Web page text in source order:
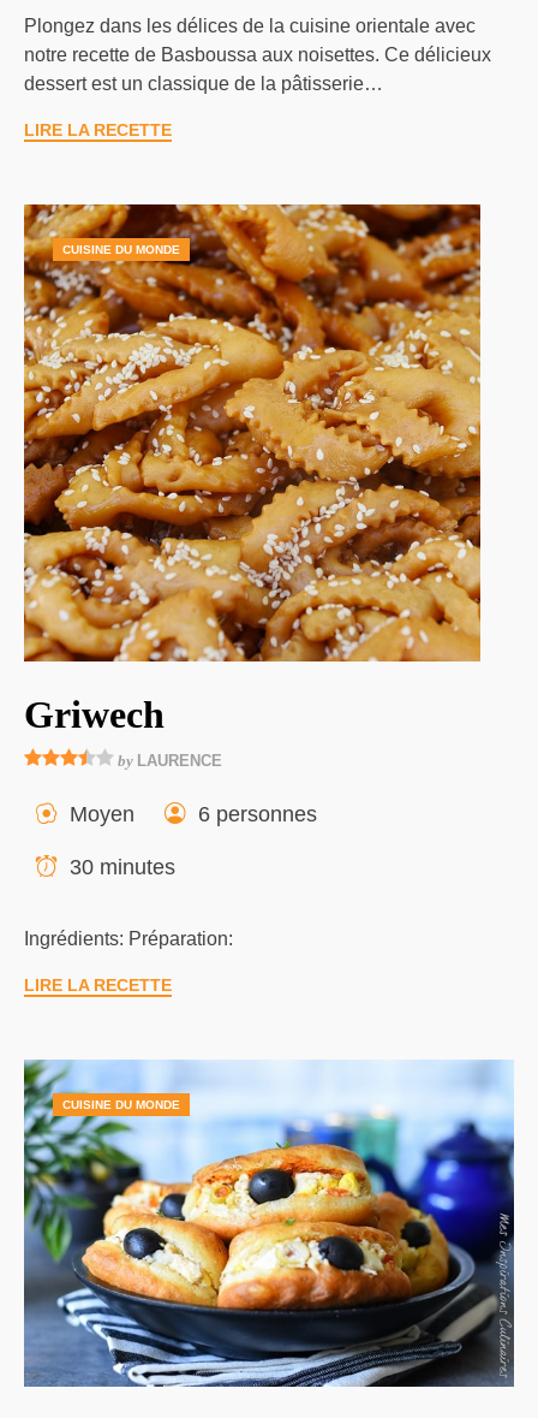
Plongez dans les délices de la cuisine orientale avec
notre recette de Basboussa aux noisettes. Ce délicieux
dessert est un classique de la pâtisserie…
LIRE LA RECETTE
CUISINE DU MONDE
Griwech
by LAURENCE
Moyen 6 personnes
30 minutes
Ingrédients: Préparation:
LIRE LA RECETTE
CUISINE DU MONDE